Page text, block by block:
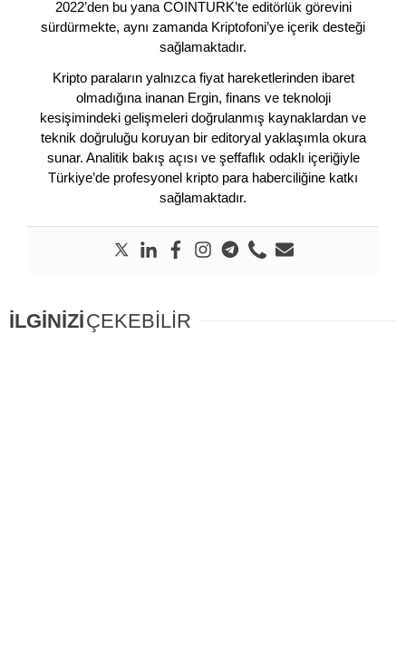
2022’den bu yana COINTURK’te editörlük görevini
sürdürmekte, aynı zamanda Kriptofoni’ye içerik desteği
sağlamaktadır.
Kripto paraların yalnızca fiyat hareketlerinden ibaret
olmadığına inanan Ergin, finans ve teknoloji
kesişimindeki gelişmeleri doğrulanmış kaynaklardan ve
teknik doğruluğu koruyan bir editoryal yaklaşımla okura
sunar. Analitik bakış açısı ve şeffaflık odaklı içeriğiyle
Türkiye’de profesyonel kripto para haberciliğine katkı
sağlamaktadır.
İLGİNİZİÇEKEBİLİR